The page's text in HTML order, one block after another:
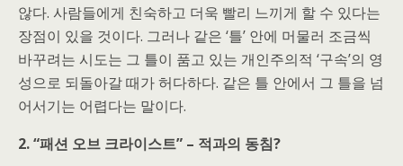
않다. 사람들에게 친숙하고 더욱 빨리 느끼게 할 수 있다는
장점이 있을 것이다. 그러나 같은 ‘틀’ 안에 머물러 조금씩
바꾸려는 시도는 그 틀이 품고 있는 개인주의적 ‘구속’의 영
성으로 되돌아갈 때가 허다하다. 같은 틀 안에서 그 틀을 넘
어서기는 어렵다는 말이다.
2. “패션 오브 크라이스트” – 적과의 동침?